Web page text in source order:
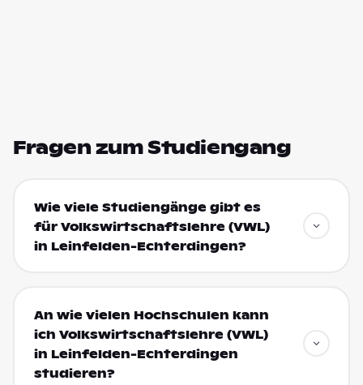
Fragen zum Studiengang
Wie viele Studiengänge gibt es
für Volkswirtschaftslehre (VWL)
in Leinfelden-Echterdingen?
An wie vielen Hochschulen kann
ich Volkswirtschaftslehre (VWL)
in Leinfelden-Echterdingen
studieren?